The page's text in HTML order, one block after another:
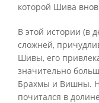
которой Шива
В этой истории (в
сложней,
Шивы, его
значительно
Брахмы и Вишны.
почитался в